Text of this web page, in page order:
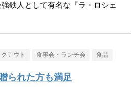
鉄人として有名な『ラ・ロシェ
アウト 食事会・ランチ会 食品
られた方も満足